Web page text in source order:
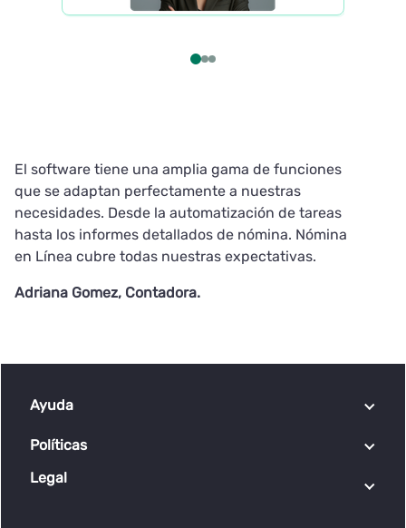
El software tiene una amplia gama de funciones
que se adaptan perfectamente a nuestras
necesidades. Desde la automatización de tareas
hasta los informes detallados de nómina. Nómina
en Línea cubre todas nuestras expectativas.
Adriana Gomez, Contadora.
Ayuda
Centro de ayuda
Políticas
Políticas de cookies
Legal